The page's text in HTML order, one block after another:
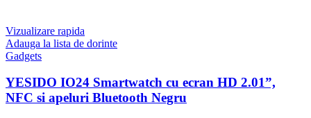
Vizualizare rapida
Adauga la lista de dorinte
Gadgets
YESIDO IO24 Smartwatch cu ecran HD 2.01”,
NFC si apeluri Bluetooth Negru